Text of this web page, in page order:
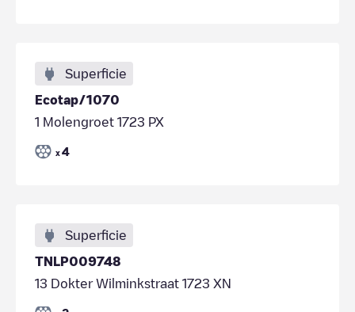
Superficie
Ecotap/1070
1 Molengroet 1723 PX
x 4
Superficie
TNLP009748
13 Dokter Wilminkstraat 1723 XN